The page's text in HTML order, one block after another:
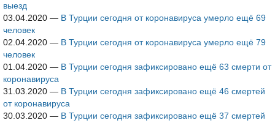
выезд
03.04.2020 — В Турции сегодня от коронавируса умерло ещё 69
человек
02.04.2020 — В Турции сегодня от коронавируса умерло ещё 79
человек
01.04.2020 — В Турции сегодня зафиксировано ещё 63 смерти от
коронавируса
31.03.2020 — В Турции сегодня зафиксировано ещё 46 смертей
от коронавируса
30.03.2020 — В Турции сегодня зафиксировано ещё 37 смертей